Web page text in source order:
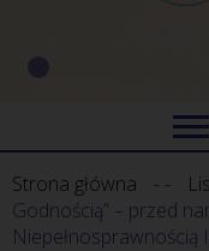
Strona główna
Godnością” – przed
Niepełnosprawnością